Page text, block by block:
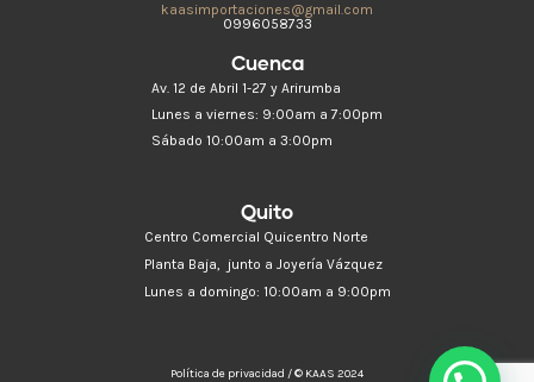
kaasimportaciones@gmail.com
0996058733
Cuenca
Av. 12 de Abril 1-27 y Arirumba
Lunes a viernes: 9:00am a 7:00pm
Sábado 10:00am a 3:00pm
Quito
Centro Comercial Quicentro Norte
Planta Baja, junto a Joyería Vázquez
Lunes a domingo: 10:00am a 9:00pm
Política de privacidad / © KAAS 2024